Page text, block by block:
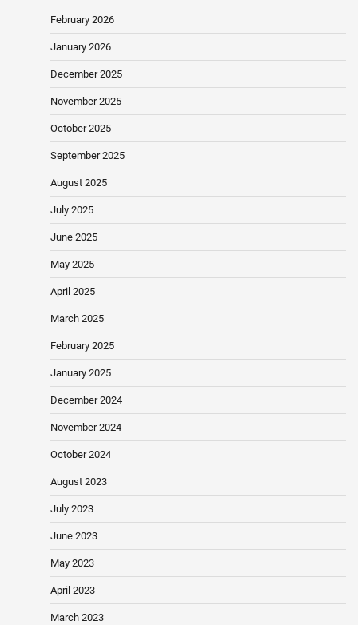
February 2026
January 2026
December 2025
November 2025
October 2025
September 2025
August 2025
July 2025
June 2025
May 2025
April 2025
March 2025
February 2025
January 2025
December 2024
November 2024
October 2024
August 2023
July 2023
June 2023
May 2023
April 2023
March 2023